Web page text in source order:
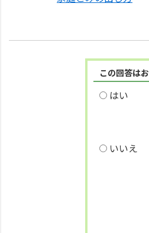
この回答は
はい
いいえ